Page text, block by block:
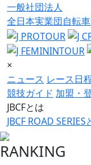
一般社団法人
全日本実業団自転
×
ニュース レース日
競技ガイド 加盟・
JBCFとは
JBCF ROAD SERIES
RANKING